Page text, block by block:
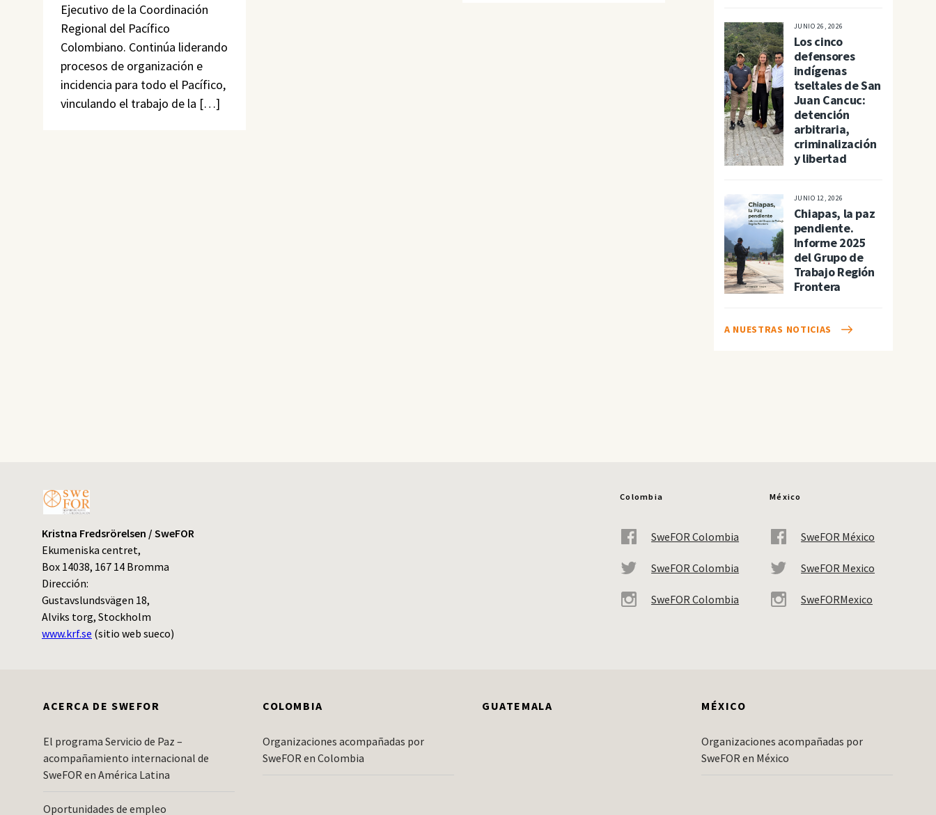
Ejecutivo de la Coordinación
Regional del Pacífico
Colombiano. Continúa liderando
procesos de organización e
incidencia para todo el Pacífico,
vinculando el trabajo de la […]
JUNIO 26, 2026
Los cinco
defensores
indígenas
tseltales de San
Juan Cancuc:
detención
arbitraria,
criminalización
y libertad
JUNIO 12, 2026
Chiapas, la paz
pendiente.
Informe 2025
del Grupo de
Trabajo Región
Frontera
A NUESTRAS NOTICIAS
Kristna Fredsrörelsen / SweFOR
Ekumeniska centret,
Box 14038, 167 14 Bromma
Dirección:
Gustavslundsvägen 18,
Alviks torg, Stockholm
www.krf.se (sitio web sueco)
Colombia
SweFOR Colombia
SweFOR Colombia
SweFOR Colombia
México
SweFOR México
SweFOR Mexico
SweFORMexico
ACERCA DE SWEFOR
El programa Servicio de Paz –
acompañamiento internacional de
SweFOR en América Latina
Oportunidades de empleo
COLOMBIA
Organizaciones acompañadas por
SweFOR en Colombia
GUATEMALA MÉXICO
Organizaciones acompañadas por
SweFOR en México